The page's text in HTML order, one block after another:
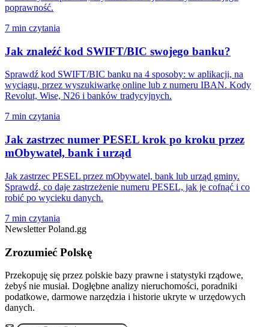
poprawność.
7 min czytania
Jak znaleźć kod SWIFT/BIC swojego banku?
Sprawdź kod SWIFT/BIC banku na 4 sposoby: w aplikacji, na
wyciągu, przez wyszukiwarkę online lub z numeru IBAN. Kody
Revolut, Wise, N26 i banków tradycyjnych.
7 min czytania
Jak zastrzec numer PESEL krok po kroku przez
mObywatel, bank i urząd
Jak zastrzec PESEL przez mObywatel, bank lub urząd gminy.
Sprawdź, co daje zastrzeżenie numeru PESEL, jak je cofnąć i co
robić po wycieku danych.
7 min czytania
Newsletter Poland.gg
Zrozumieć Polskę
Przekopuję się przez polskie bazy prawne i statystyki rządowe,
żebyś nie musiał. Dogłębne analizy nieruchomości, poradniki
podatkowe, darmowe narzędzia i historie ukryte w urzędowych
danych.